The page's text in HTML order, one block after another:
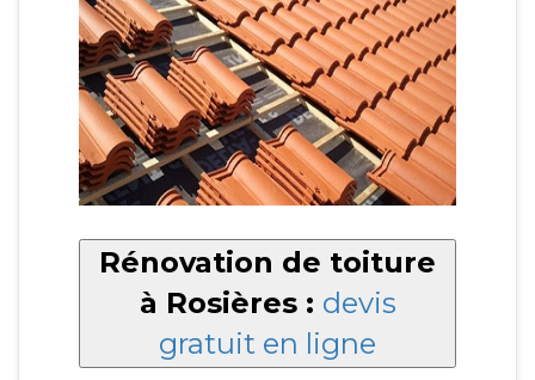
Rénovation de toiture
à Rosières : devis
gratuit en ligne